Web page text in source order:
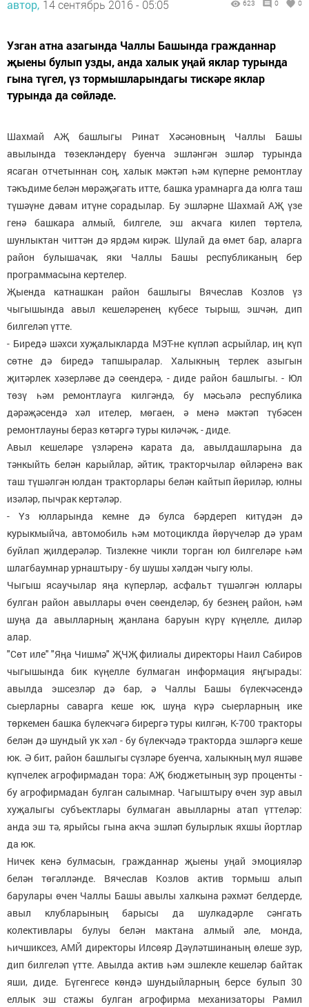
автор, 14 сентябрь 2016 - 05:05 623 0 0
Узган атна азагында Чаллы Башында гражданнар
җыены булып узды, анда халык уңай яклар турында
гына түгел, үз тормышларындагы тискәре яклар
турында да сөйләде.
Шахмай АҖ башлыгы Ринат Хәсәновның Чаллы Башы
авылында төзекләндерү буенча эшләнгән эшләр турында
ясаган отчетыннан соң, халык мәктәп һәм күперне ремонтлау
тәкъдиме белән мөрәҗәгать итте, башка урамнарга да юлга таш
түшәүне дәвам итүне сорадылар. Бу эшләрне Шахмай АҖ үзе
генә башкара алмый, билгеле, эш акчага килеп төртелә,
шунлыктан читтән дә ярдәм кирәк. Шулай да өмет бар, аларга
район булышачак, яки Чаллы Башы республиканың бер
программасына кертелер.
Җыенда катнашкан район башлыгы Вячеслав Козлов үз
чыгышында авыл кешеләренең күбесе тырыш, эшчән, дип
билгеләп үтте.
- Биредә шәхси хуҗалыкларда МЭТ-не күпләп асрыйлар, иң күп
сөтне дә биредә тапшыралар. Халыкның терлек азыгын
җитәрлек хәзерләве дә сөендерә, - диде район башлыгы. - Юл
төзү һәм ремонтлауга килгәндә, бу мәсьәлә республика
дәрәҗәсендә хәл ителер, мөгаен, ә менә мәктәп түбәсен
ремонтлауны бераз көтәргә туры киләчәк, - диде.
Авыл кешеләре үзләренә карата да, авылдашларына да
тәнкыйть белән карыйлар, әйтик, тракторчылар өйләренә вак
таш түшәлгән юлдан тракторлары белән кайтып йөриләр, юлны
изәләр, пычрак кертәләр.
- Үз юлларында кемне дә булса бәрдереп китүдән дә
курыкмыйча, автомобиль һәм мотоциклда йөрүчеләр дә урам
буйлап җилдерәләр. Тизлекне чикли торган юл билгеләре һәм
шлагбаумнар урнаштыру - бу шушы хәлдән чыгу юлы.
Чыгыш ясаучылар яңа күперләр, асфальт түшәлгән юллары
булган район авыллары өчен сөенделәр, бу безнең район, һәм
шуңа да авылларның җанлана баруын күрү күңелле, диләр
алар.
"Сөт иле" "Яңа Чишмә" ҖЧҖ филиалы директоры Наил Сабиров
чыгышында бик күңелле булмаган информация яңгырады:
авылда эшсезләр дә бар, ә Чаллы Башы бүлекчәсендә
сыерларны саварга кеше юк, шуңа күрә сыерларның ике
төркемен башка бүлекчәгә бирергә туры килгән, К-700 тракторы
белән дә шундый ук хәл - бу бүлекчәдә тракторда эшләргә кеше
юк. Ә бит, район башлыгы сүзләре буенча, халыкның мул яшәве
күпчелек агрофирмадан тора: АҖ бюджетының зур проценты -
бу агрофирмадан булган салымнар. Чагыштыру өчен зур авыл
хуҗалыгы субъектлары булмаган авылларны атап үттеләр:
анда эш тә, ярыйсы гына акча эшләп булырлык яхшы йортлар
да юк.
Ничек кенә булмасын, гражданнар җыены уңай эмоцияләр
белән төгәлләнде. Вячеслав Козлов актив тормыш алып
барулары өчен Чаллы Башы авылы халкына рәхмәт белдерде,
авыл клубларының барысы да шулкадәрле сәнгать
колективлары булуы белән мактана алмый әле, монда,
һичшиксез, АМЙ директоры Илсөяр Дәүләтшинаның өлеше зур,
дип билгеләп үтте. Авылда актив һәм эшлекле кешеләр байтак
яши, диде. Бүгенгесе көндә шундыйларның берсе булып 30
еллык эш стажы булган агрофирма механизаторы Рамил